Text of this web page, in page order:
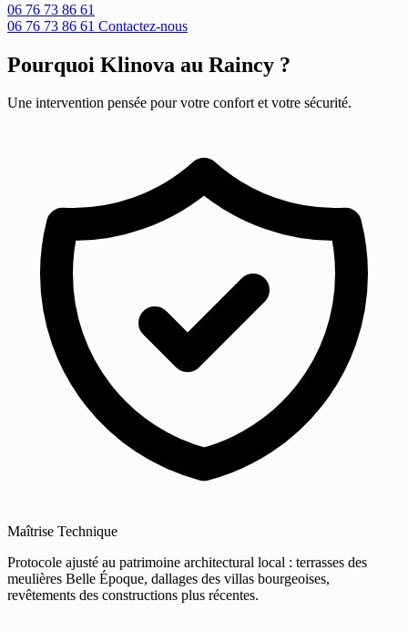
06 76 73 86 61
06 76 73 86 61 Contactez-nous
Pourquoi Klinova au Raincy ?
Une intervention pensée pour votre confort et votre sécurité.
Maîtrise Technique
Protocole ajusté au patrimoine architectural local : terrasses des
meulières Belle Époque, dallages des villas bourgeoises,
revêtements des constructions plus récentes.